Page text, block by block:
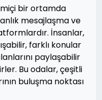
bir ortamda
mesajlaşma ve
İnsanlar,
farklı konular
paylaşabilir
Bu odalar, çeşitli
buluşma noktası